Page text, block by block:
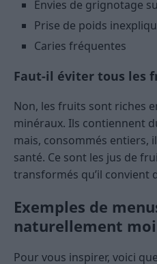
Envies de grignotage
Prise de poids
Caries fréquentes
Faut-il éviter tous les
Non, les fruits sont riches
minéraux. Ils contiennent
mais, consommés entiers,
santé. Ce sont les jus de
transformés qu’il convient
Exemples de
naturellement
Pour vous inspirer, voici